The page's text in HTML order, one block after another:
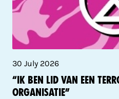
30 July 2026
“Ik ben lid van een
organisatie”